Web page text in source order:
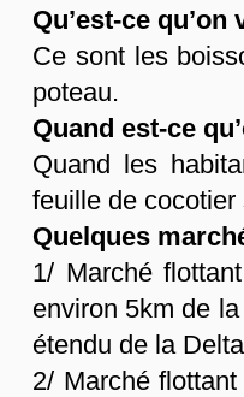
Qu’est-ce
Ce sont les
poteau.
Quand est-ce
Quand les
feuille de
Quelques
1/ Marché
environ 5km de
étendu de la
2/ Marché